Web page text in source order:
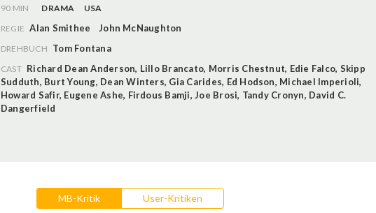
90 MIN DRAMA
USA
REGIE Alan Smithee John McNaughton
DREHBUCH Tom Fontana
CAST Richard Dean Anderson, Lillo Brancato, Morris Chestnut, Edie Falco, Skipp
Sudduth, Burt Young, Dean Winters, Gia Carides, Ed Hodson, Michael Imperioli,
Howard Safir, Eugene Ashe, Firdous Bamji,Joe Brosi, Tandy Cronyn, David C.
Dangerfield
MB-Kritik User-Kritiken